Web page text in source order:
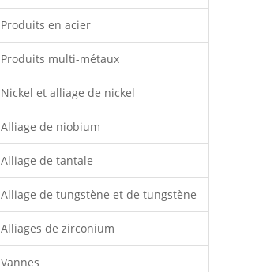
Produits en acier
Produits multi-métaux
Nickel et alliage de nickel
Alliage de niobium
Alliage de tantale
Alliage de tungstène et de tungstène
Alliages de zirconium
Vannes